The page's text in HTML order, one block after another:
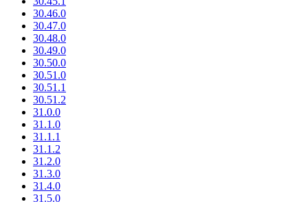
30.46.0
30.47.0
30.48.0
30.49.0
30.50.0
30.51.0
30.51.1
30.51.2
31.0.0
31.1.0
31.1.1
31.1.2
31.2.0
31.3.0
31.4.0
31.5.0